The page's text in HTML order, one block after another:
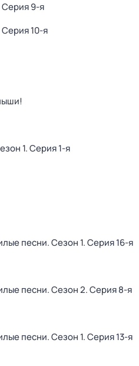
Серия 9-я
Серия 10-я
1. Серия 1-я
песни. Сезон 1. Серия 16-я
песни. Сезон 2. Серия 8-я
песни. Сезон 1. Серия 13-я